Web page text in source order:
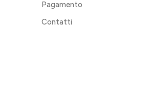
Pagamento
Contatti